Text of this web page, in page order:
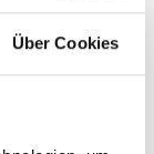
Über Cookies